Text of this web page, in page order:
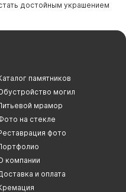
достойным украшением
памятников
могил
мрамор
на стекле
фото
компании
и оплата